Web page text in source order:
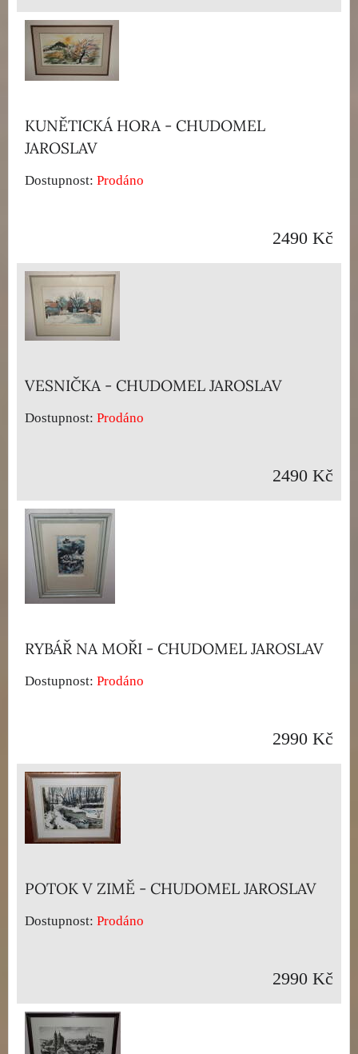
KUNĚTICKÁ HORA - CHUDOMEL
JAROSLAV
Dostupnost: Prodáno
2490 Kč
VESNIČKA - CHUDOMEL JAROSLAV
Dostupnost: Prodáno
2490 Kč
RYBÁŘ NA MOŘI - CHUDOMEL JAROSLAV
Dostupnost: Prodáno
2990 Kč
POTOK V ZIMĚ - CHUDOMEL JAROSLAV
Dostupnost: Prodáno
2990 Kč